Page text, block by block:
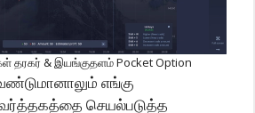
தரகர் & இயங்குதளம் Pocket Option
எங்கு
செயல்படுத்த